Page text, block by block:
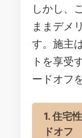
しかし、
ままデメ
す。施主
トを享受
ードオフ
1. 住宅
ドオフ